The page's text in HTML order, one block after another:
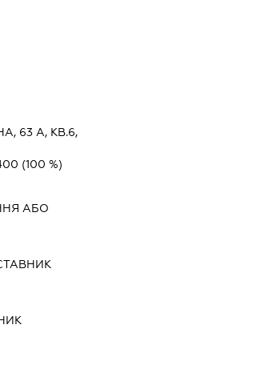
63 А, КВ.6,
(100 %)
АБО